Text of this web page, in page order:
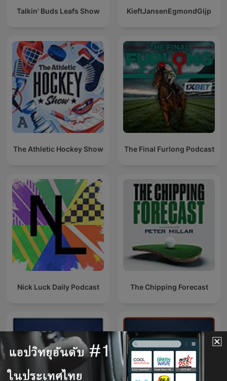
Talkin' Buds Leafs Show KieftJansenEgmondGijp
The Athletic Hockey Show The Final Furlong Podcast
Nick Luck Daily Podcast The Chipping Forecast